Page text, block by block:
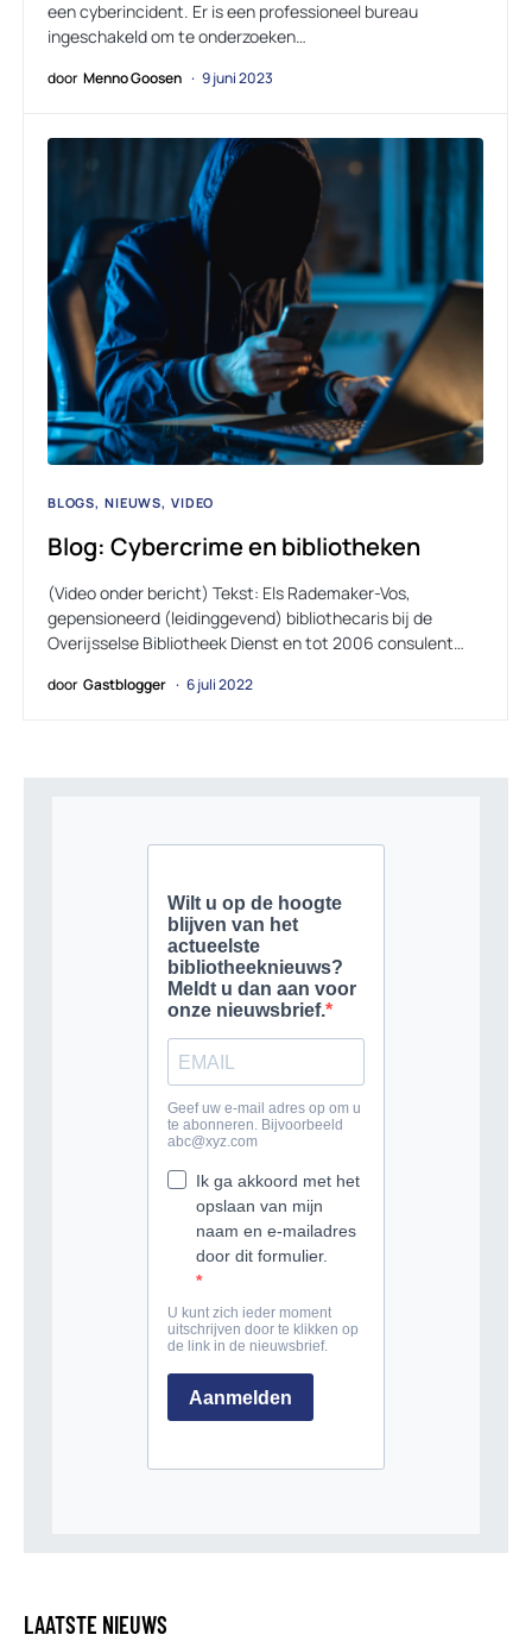
een cyberincident. Er is een professioneel bureau
ingeschakeld om te onderzoeken…
door Menno Goosen 9 juni 2023
BLOGS NIEUWS VIDEO
Blog: Cybercrime en bibliotheken
(Video onder bericht) Tekst: Els Rademaker-Vos,
gepensioneerd (leidinggevend) bibliothecaris bij de
Overijsselse Bibliotheek Dienst en tot 2006 consulent…
door Gastblogger 6 juli 2022
LAATSTE NIEUWS